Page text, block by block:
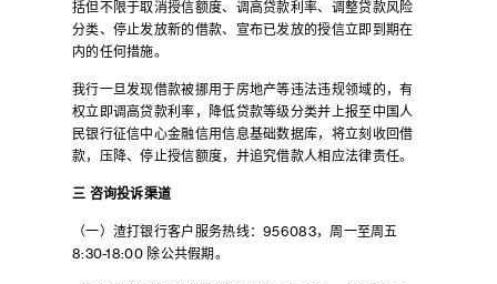
括但不限于取消授信额度、调高贷款利率、调整贷款风险
分类、停止发放新的借款、宣布已发放的授信立即到期在
内的任何措施。
我行一旦发现借款被挪用于房地产等违法违规领域的，有
权立即调高贷款利率，降低贷款等级分类并上报至中国人
民银行征信中心金融信用信息基础数据库，将立刻收回借
款，压降、停止授信额度，并追究借款人相应法律责任。
三 咨询投诉渠道
（一）渣打银行客户服务热线：956083，周一至周五
8:30-18:00 除公共假期。